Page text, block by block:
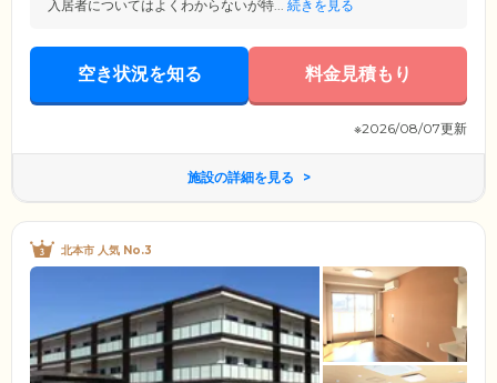
入居者についてはよくわからないが特... 続きを見る
空き状況を知る 料金見積もり
※2026/08/07更新
施設の詳細を見る
北本市 人気 No.3